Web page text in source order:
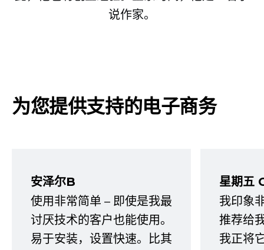
说作家。
为您提供支持的电子商务
安泽尔B
使用非常简单 – 即使是我最
讨厌技术的客户也能使用。
易于安装，设置快速。比其
星期五
我印象
推荐给
我正将